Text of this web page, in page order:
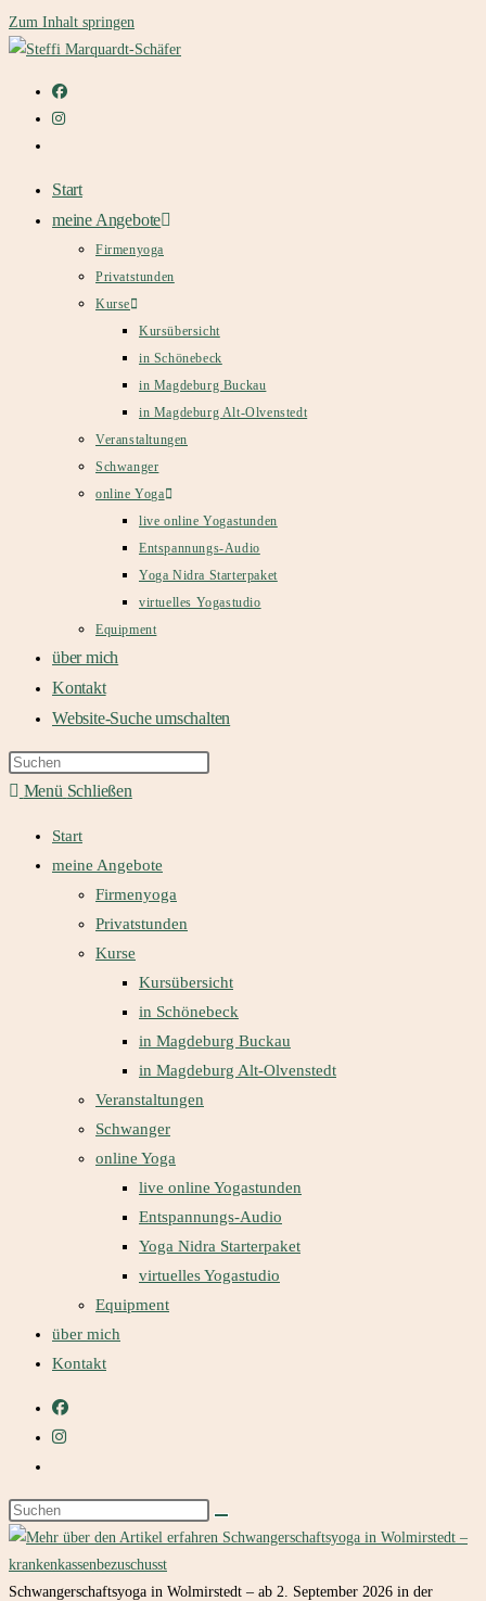
Zum Inhalt springen
Start
meine Angebote
Firmenyoga
Privatstunden
Kurse
Kursübersicht
in Schönebeck
in Magdeburg Buckau
in Magdeburg Alt-Olvenstedt
Veranstaltungen
Schwanger
online Yoga
live online Yogastunden
Entspannungs-Audio
Yoga Nidra Starterpaket
virtuelles Yogastudio
Equipment
über mich
Kontakt
Website-Suche umschalten
Menü Schließen
Start
meine Angebote
Firmenyoga
Privatstunden
Kurse
Kursübersicht
in Schönebeck
in Magdeburg Buckau
in Magdeburg Alt-Olvenstedt
Veranstaltungen
Schwanger
online Yoga
live online Yogastunden
Entspannungs-Audio
Yoga Nidra Starterpaket
virtuelles Yogastudio
Equipment
über mich
Kontakt
Schwangerschaftsyoga in Wolmirstedt – ab 2. September 2026 in der